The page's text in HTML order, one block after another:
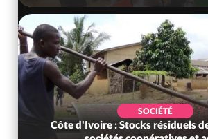
SOCIÉTÉ
Côte d'Ivoire : Stocks résiduels